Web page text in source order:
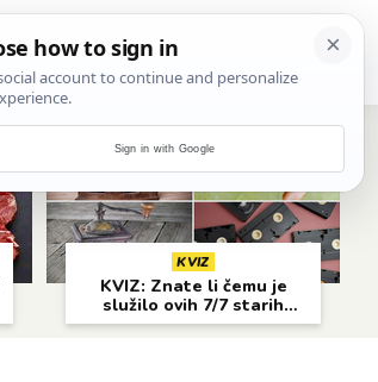
woot?!
KVIZ
KVIZ: Znate li čemu je
služilo ovih 7/7 starih
predmeta?
Sign in with Google